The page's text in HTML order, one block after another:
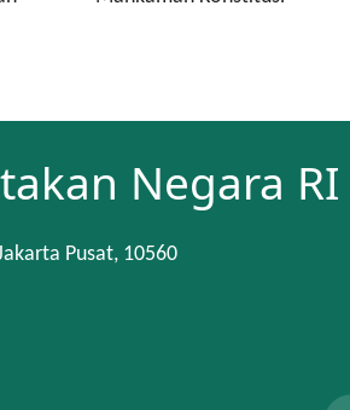
Negara RI
Pusat, 10560